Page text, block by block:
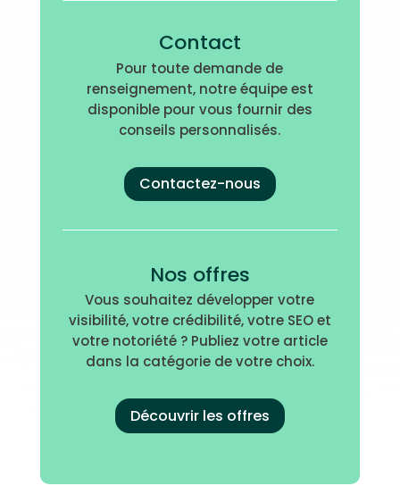
Contact
Pour toute demande de
renseignement, notre équipe est
disponible pour vous fournir des
conseils personnalisés.
Contactez-nous
Nos offres
Vous souhaitez développer votre
visibilité, votre crédibilité, votre SEO et
votre notoriété ? Publiez votre article
dans la catégorie de votre choix.
Découvrir les offres